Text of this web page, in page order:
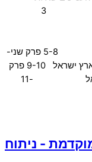
המחקר והשערת המחקר 3
היסטורי 5-8 פרק שני-
השפעות הסכסוך והזהות הלאומית של ערבי ארץ ישראל 9-10 פרק
שלישי- התפתחות אזרחית של ערביי ארץ ישראל 11-
- ניתוח